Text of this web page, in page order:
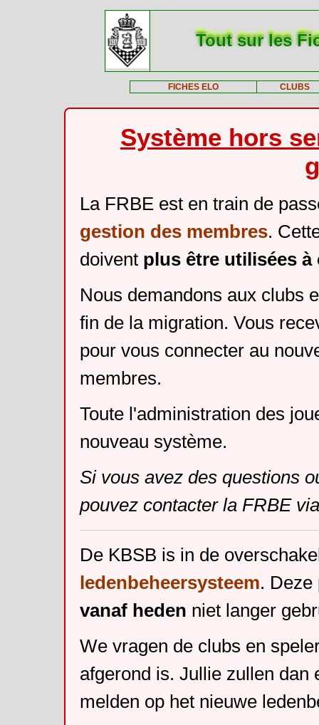
Tout sur les
FICHES ELO CLUBS
Système hors
La FRBE est en train de
gestion des membres.
doivent plus être utilisées
Nous demandons aux clubs
fin de la migration. Vous
pour vous connecter au
membres.
Toute l'administration des
nouveau système.
Si vous avez des questions
pouvez contacter la FRBE
De KBSB is in de
ledenbeheersysteem. Deze
vanaf heden niet langer
We vragen de clubs en
afgerond is. Jullie zullen dan
melden op het nieuwe